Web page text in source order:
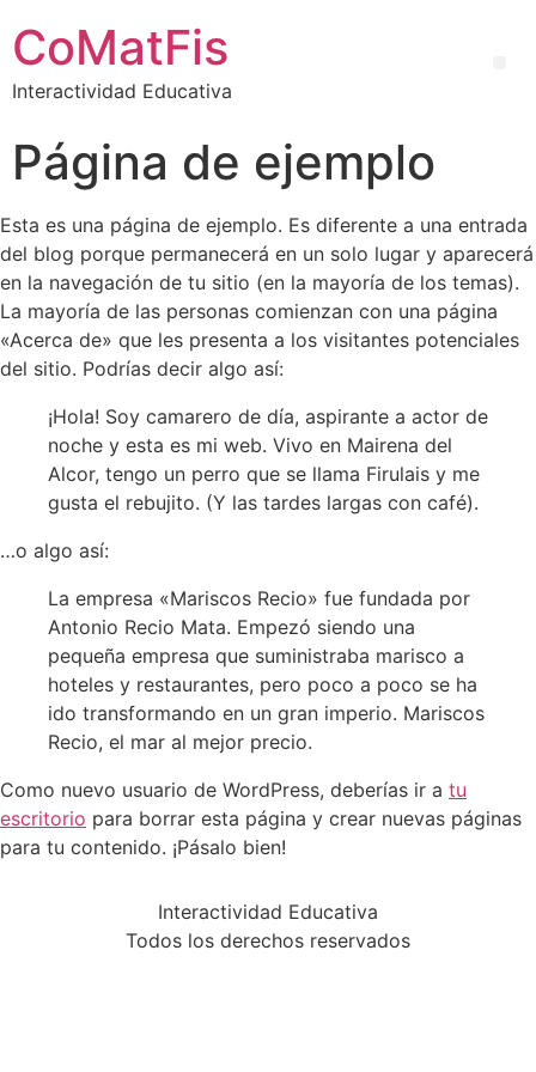
CoMatFis
Interactividad Educativa
Página de ejemplo
Esta es una página de ejemplo. Es diferente a una entrada
del blog porque permanecerá en un solo lugar y aparecerá
en la navegación de tu sitio (en la mayoría de los temas).
La mayoría de las personas comienzan con una página
«Acerca de» que les presenta a los visitantes potenciales
del sitio. Podrías decir algo así:
¡Hola! Soy camarero de día, aspirante a actor de
noche y esta es mi web. Vivo en Mairena del
Alcor, tengo un perro que se llama Firulais y me
gusta el rebujito. (Y las tardes largas con café).
…o algo así:
La empresa «Mariscos Recio» fue fundada por
Antonio Recio Mata. Empezó siendo una
pequeña empresa que suministraba marisco a
hoteles y restaurantes, pero poco a poco se ha
ido transformando en un gran imperio. Mariscos
Recio, el mar al mejor precio.
Como nuevo usuario de WordPress, deberías ir a tu
escritorio para borrar esta página y crear nuevas páginas
para tu contenido. ¡Pásalo bien!
Interactividad Educativa
Todos los derechos reservados